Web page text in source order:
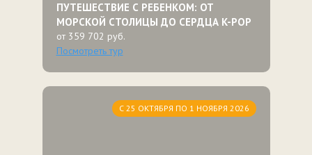
ПУТЕШЕСТВИЕ С РЕБЕНКОМ: ОТ
МОРСКОЙ СТОЛИЦЫ ДО СЕРДЦА K-POP
от 359 702 руб.
Посмотреть тур
С 25 ОКТЯБРЯ ПО 1 НОЯБРЯ 2026